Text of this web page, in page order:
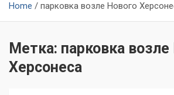
Home парковка возле Нового
Метка: парковка
Херсонеса